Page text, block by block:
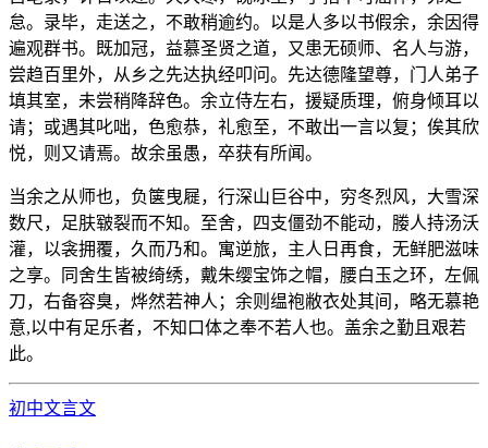
怠。录毕，走送之，不敢稍逾约。以是人多以书假余，余因得
遍观群书。既加冠，益慕圣贤之道，又患无硕师、名人与游，
尝趋百里外，从乡之先达执经叩问。先达德隆望尊，门人弟子
填其室，未尝稍降辞色。余立侍左右，援疑质理，俯身倾耳以
请；或遇其叱咄，色愈恭，礼愈至，不敢出一言以复；俟其欣
悦，则又请焉。故余虽愚，卒获有所闻。
当余之从师也，负箧曳屣，行深山巨谷中，穷冬烈风，大雪深
数尺，足肤皲裂而不知。至舍，四支僵劲不能动，媵人持汤沃
灌，以衾拥覆，久而乃和。寓逆旅，主人日再食，无鲜肥滋味
之享。同舍生皆被绮绣，戴朱缨宝饰之帽，腰白玉之环，左佩
刀，右备容臭，烨然若神人；余则缊袍敝衣处其间，略无慕艳
意,以中有足乐者，不知口体之奉不若人也。盖余之勤且艰若
此。
初中文言文